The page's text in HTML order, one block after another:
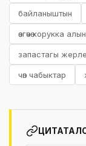
байланыштын
өзгөчө корукка
запастагы
чөп чабыктар